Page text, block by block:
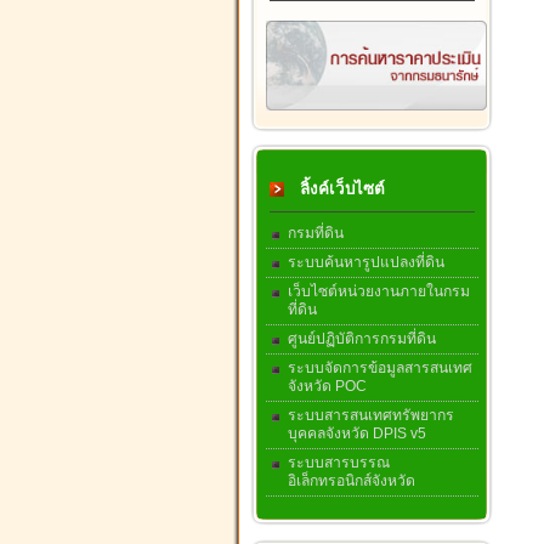
ลิ้งค์เว็บไซต์
กรมที่ดิน
ระบบค้นหารูปแปลงที่ดิน
เว็บไซต์หน่วยงานภายในกรม
ที่ดิน
ศูนย์ปฏิบัติการกรมที่ดิน
ระบบจัดการข้อมูลสารสนเทศ
จังหวัด POC
ระบบสารสนเทศทรัพยากร
บุคคลจังหวัด DPIS v5
ระบบสารบรรณ
อิเล็กทรอนิกส์จังหวัด